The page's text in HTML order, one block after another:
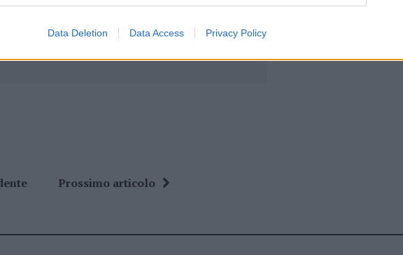
Data Deletion Data Access Privacy Policy
news da
Prossimo articolo